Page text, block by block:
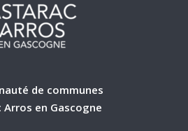
de communes
Arros en Gascogne